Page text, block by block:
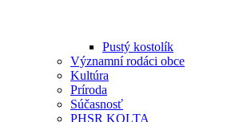
Pustý kostolík
Významní rodáci obce
Kultúra
Príroda
Súčasnosť
PHSR KOLTA